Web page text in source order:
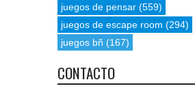
juegos de pensar (559)
juegos de escape room (294)
juegos bñ (167)
CONTACTO